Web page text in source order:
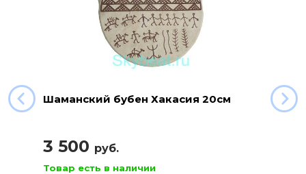
Шаманский бубен Хакасия 20см
3 500 руб.
Товар есть в наличии